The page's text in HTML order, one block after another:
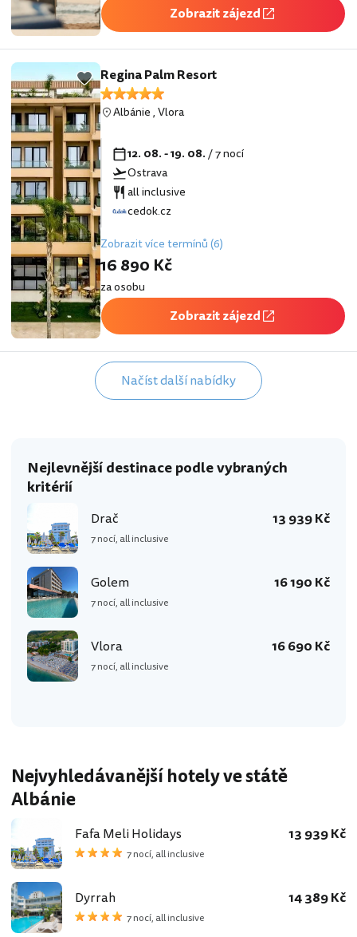
Zobrazit zájezd
Regina Palm Resort
Albánie,Vlora
12. 08. - 19. 08./ 7 nocí
Ostrava
all inclusive
cedok.cz
Zobrazit více termínů (6)
16 890 Kč
za osobu
Zobrazit zájezd
Načíst další nabídky
Nejlevnější destinace podle vybraných
kritérií
Drač
7 nocí, all inclusive
13 939 Kč
Golem
7 nocí, all inclusive
16 190 Kč
Vlora
7 nocí, all inclusive
16 690 Kč
Nejvyhledávanější hotely ve státě
Albánie
Fafa Meli Holidays
7 nocí, all inclusive
13 939 Kč
Dyrrah
7 nocí, all inclusive
14 389 Kč